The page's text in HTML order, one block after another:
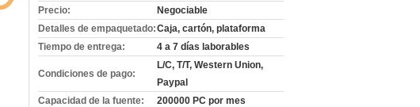
Precio:
Negociable
Detalles de empaquetado:Caja, cartón, plataforma
Tiempo de entrega:
4 a 7 días laborables
Condiciones de pago:
L/C, T/T, Western Union,
Paypal
Capacidad de la fuente:
200000 PC por mes